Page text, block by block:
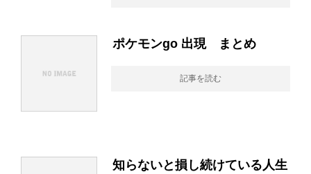
ポケモンgo 出現 まとめ
記事を読む
知らないと損し続けている人生